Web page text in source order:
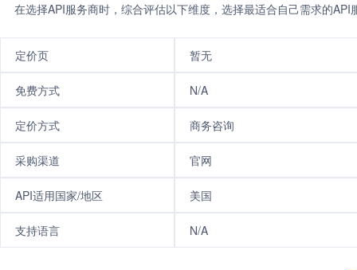
在选择API服务商时，综合评估以下维度，选择最适合自己需求的
定价页 暂无
免费方式 N/A
定价方式 商务咨询
采购渠道 官网
API适用国家/地区 美国
支持语言 N/A